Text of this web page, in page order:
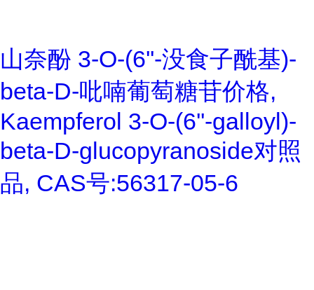
山奈酚 3-O-(6''-没食子酰基)-
beta-D-吡喃葡萄糖苷价格,
Kaempferol 3-O-(6''-galloyl)-
beta-D-glucopyranoside对照
品, CAS号:56317-05-6